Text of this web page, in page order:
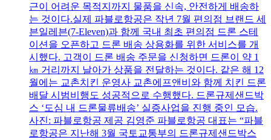
근이 어려운 목적지까지 물품을 신속, 안전하게 배송하
는 것이다.실제 파블로항공은 작년 7월 편의점 브랜드 세
븐일레븐(7-Eleven)과 함께 국내 최초 편의점 드론 스테
이션을 오픈하고 드론 배송 상용화를 위한 서비스를 개
시했다. 고객이 드론 배송 주문을 신청하면 드론이 약 1
㎞ 거리까지 날아가 상품을 전달하는 것이다. 같은 해 12
월에는 교촌치킨 운영사 교촌에프앤비와 함께 치킨 드론
배달 시범비행도 성공적으로 수행했다. 드론규제샌드박
스 ‘도심 내 드론물류배송’ 실증사업을 진행 중인 모습.
사진: 파블로항공 제공​​​​​​​ 김영준 파블로항공 대표는 “파블
로항공은 지난해 3월 국토교통부의 드론규제샌드박스